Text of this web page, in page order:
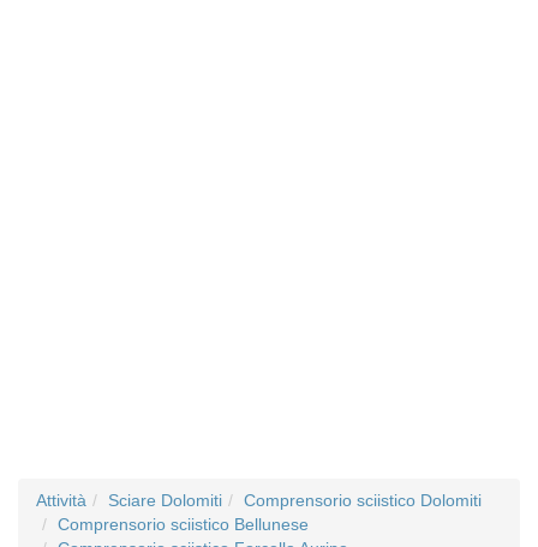
Attività Sciare Dolomiti
Comprensorio sciistico Dolomiti
Comprensorio sciistico Bellunese